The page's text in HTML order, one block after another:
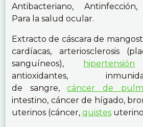
Antibacteriano,
Para la salud ocular.
Extracto de cáscara de
cardíacas, arteriosclerosis
sanguíneos),
hipertensión
antioxidantes,
de sangre,cáncer de
intestino, cáncer de hígado,
uterinos (cáncer, quistes